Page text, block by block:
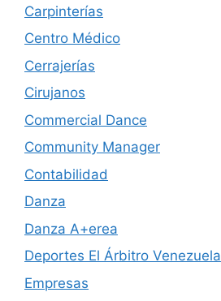
Carpinterías
Centro Médico
Cerrajerías
Cirujanos
Commercial Dance
Community Manager
Contabilidad
Danza
Danza A+erea
Deportes El Árbitro Venezuela
Empresas